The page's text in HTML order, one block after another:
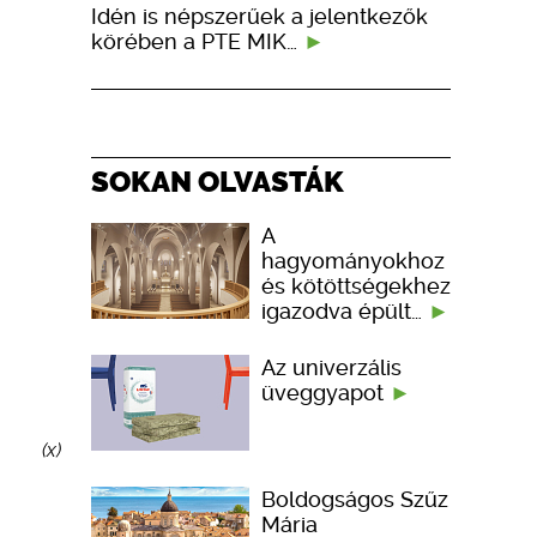
(x)
Idén is népszerűek a jelentkezők
körében a PTE MIK…
SOKAN OLVASTÁK
A
hagyományokhoz
és kötöttségekhez
igazodva épült…
Az univerzális
üveggyapot
Boldogságos Szűz
Mária